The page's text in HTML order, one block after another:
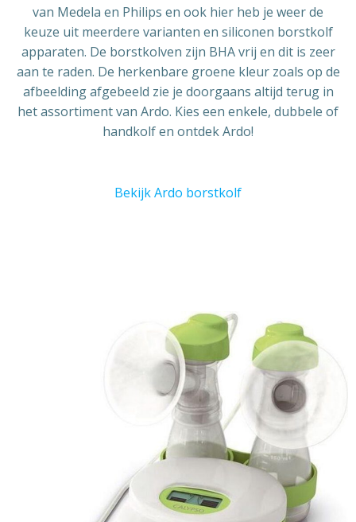
van Medela en Philips en ook hier heb je weer de
keuze uit meerdere varianten en siliconen borstkolf
apparaten. De borstkolven zijn BHA vrij en dit is zeer
aan te raden. De herkenbare groene kleur zoals op de
afbeelding afgebeeld zie je doorgaans altijd terug in
het assortiment van Ardo. Kies een enkele, dubbele of
handkolf en ontdek Ardo!
Bekijk Ardo borstkolf